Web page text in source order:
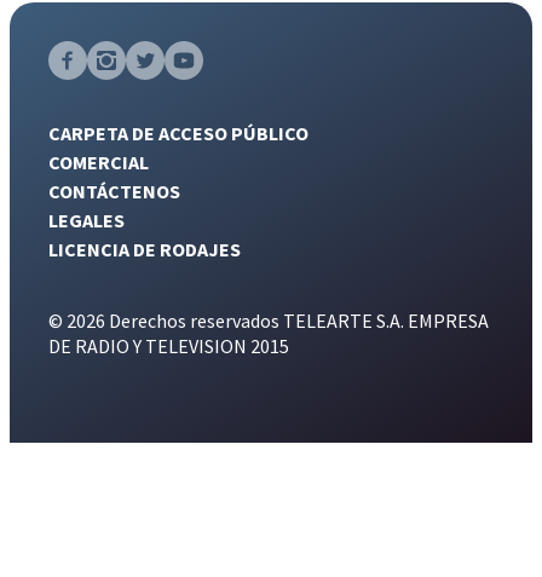
CARPETA DE ACCESO PÚBLICO
COMERCIAL
CONTÁCTENOS
LEGALES
LICENCIA DE RODAJES
© 2026 Derechos reservados TELEARTE S.A. EMPRESA
DE RADIO Y TELEVISION 2015